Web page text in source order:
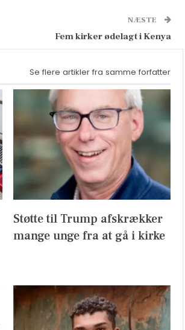
NÆSTE
Fem kirker ødelagt i Kenya
Se flere artikler fra samme forfatter
Støtte til Trump afskrækker
mange unge fra at gå i kirke